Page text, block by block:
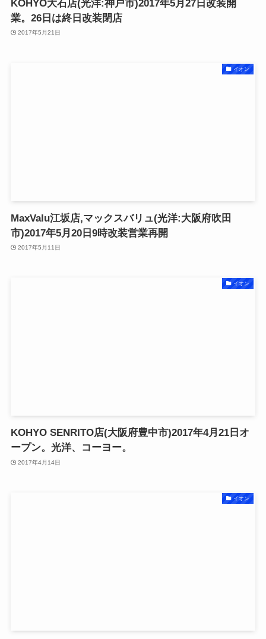
KOHYO大石店(光洋:神戸市)2017年5月27日改装開
業。26日は終日改装閉店
2017年5月21日
イオン
MaxValu江坂店,マックスバリュ(光洋:大阪府吹田
市)2017年5月20日9時改装営業再開
2017年5月11日
イオン
KOHYO SENRITO店(大阪府豊中市)2017年4月21日オ
ープン。光洋、コーヨー。
2017年4月14日
イオン